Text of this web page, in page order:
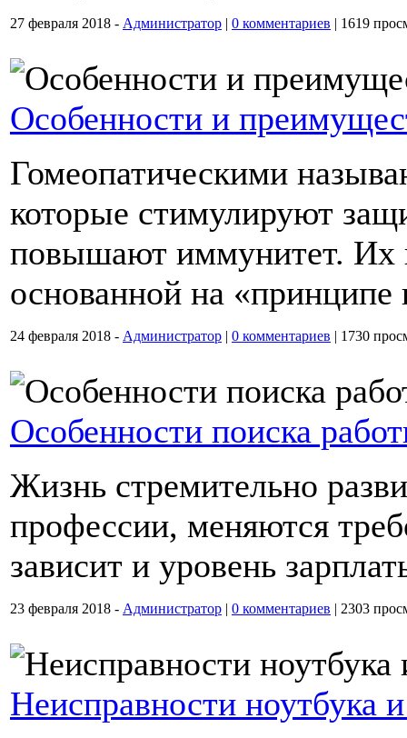
27 февраля 2018 - Администратор | 0 комментариев | 1619
Особенности и
Гомеопатическими
которые стимулируют
повышают иммунитет. Их
основанной на «принципе
24 февраля 2018 - Администратор | 0 комментариев | 1730
Особенности поиска
Жизнь стремительно
профессии, меняются
зависит и уровень
23 февраля 2018 - Администратор | 0 комментариев | 2303
Неисправности ноутбука